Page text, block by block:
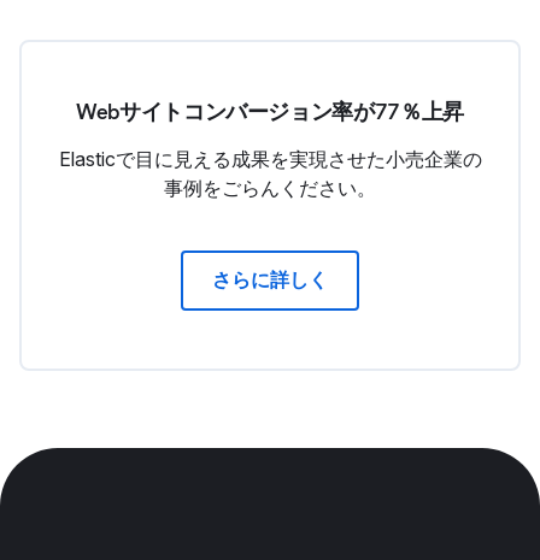
Webサイトコンバージョン率が77％上昇
Elasticで目に見える成果を実現させた小売企業の
事例をごらんください。
さらに詳しく